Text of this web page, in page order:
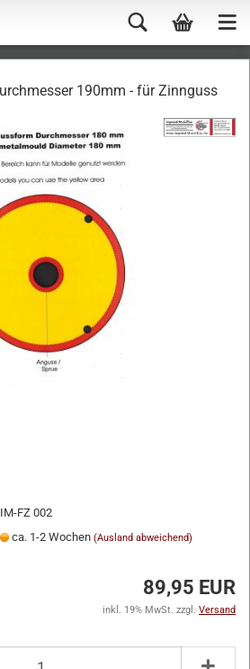
190mm - für Zinnguss
IM-FZ 002
ca. 1-2 Wochen (Ausland abweichend)
89,95 EUR
inkl. 19% MwSt. zzgl. Versand